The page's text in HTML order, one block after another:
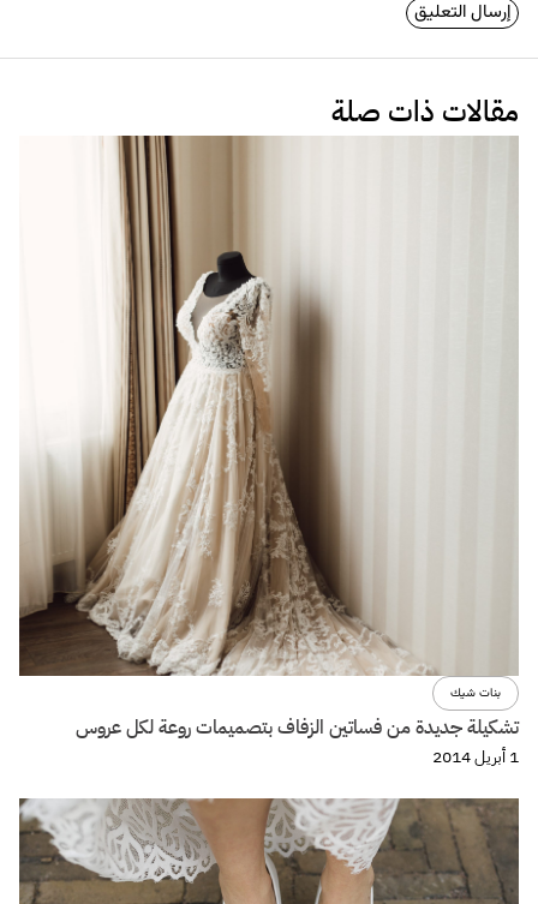
مقالات ذات صلة
بنات شيك
تشكيلة جديدة من فساتين الزفاف بتصميمات روعة لكل عروس
1 أبريل 2014